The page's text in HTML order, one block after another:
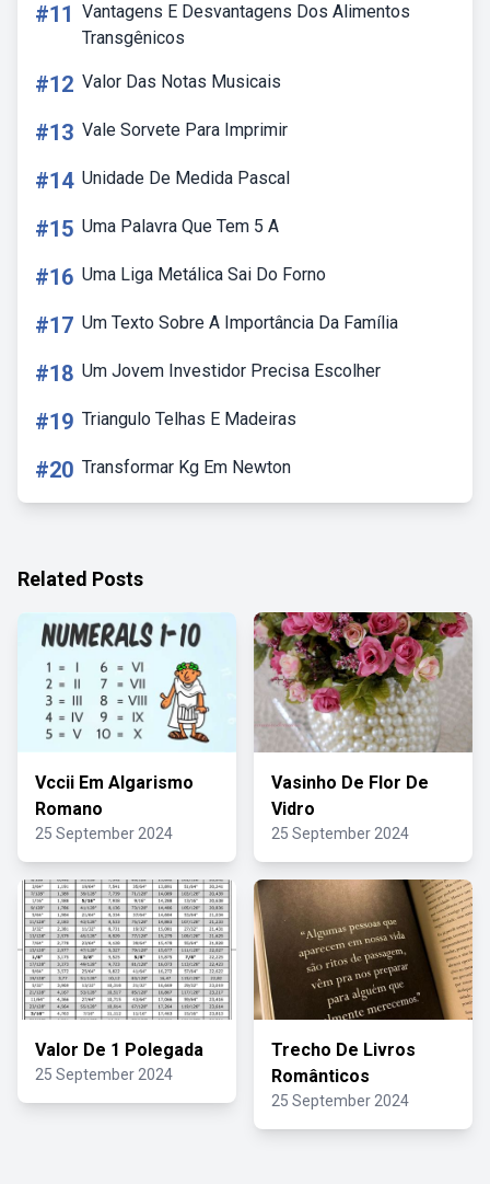
#11 Vantagens E Desvantagens Dos Alimentos
Transgênicos
#12 Valor Das Notas Musicais
#13 Vale Sorvete Para Imprimir
#14 Unidade De Medida Pascal
#15 Uma Palavra Que Tem 5 A
#16 Uma Liga Metálica Sai Do Forno
#17 Um Texto Sobre A Importância Da Família
#18 Um Jovem Investidor Precisa Escolher
#19 Triangulo Telhas E Madeiras
#20 Transformar Kg Em Newton
Related Posts
Vccii Em Algarismo
Romano
25 September 2024
Vasinho De Flor De
Vidro
25 September 2024
Valor De 1 Polegada
25 September 2024
Trecho De Livros
Românticos
25 September 2024